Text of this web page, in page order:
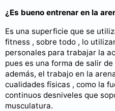
¿Es bueno entrenar en la
Es una superficie que se
fitness , sobre todo , lo
personales para trabajar la
pues es una forma de salir
además, el trabajo en la
cualidades físicas , como la
continuos desniveles que
musculatura.